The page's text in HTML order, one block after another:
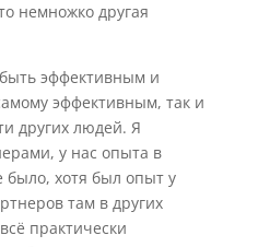
немножко другая
эффективным и
эффективным, так и
других людей. Я
у нас опыта в
было, хотя был опыт у
там в других
практически